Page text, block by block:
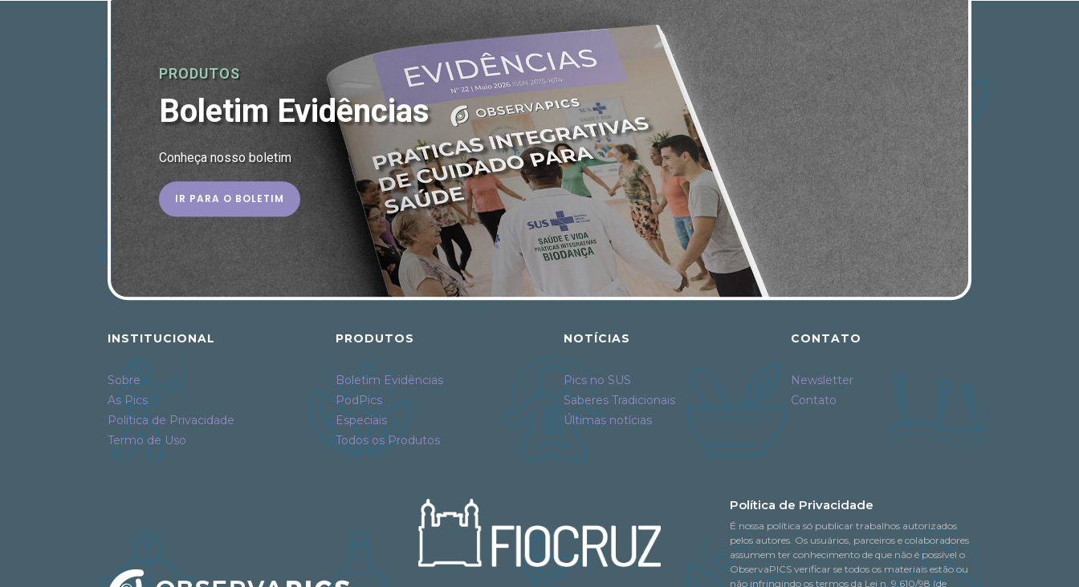
PRODUTOS
Boletim Evidências
Conheça nosso boletim
IR PARA O BOLETIM
INSTITUCIONAL
Sobre
As Pics
Política de Privacidade
Termo de Uso
PRODUTOS
Boletim Evidências
PodPics
Especiais
Todos os Produtos
NOTÍCIAS
Pics no SUS
Saberes Tradicionais
Últimas notícias
CONTATO
Newsletter
Contato
Política de Privacidade
É nossa política só publicar trabalhos autorizados
pelos autores. Os usuários, parceiros e colaboradores
assumem ter conhecimento de que não é possível o
ObservaPICS verificar se todos os materiais estão ou
não infringindo os termos da Lei n. 9.610/98 (de